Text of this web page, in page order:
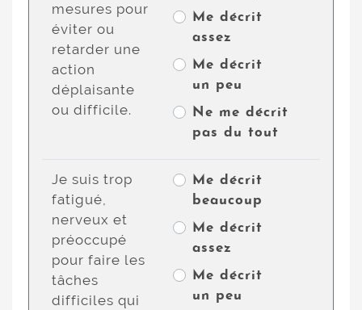
mesures pour
éviter ou
retarder une
action
déplaisante
ou difficile.
Me décrit
assez
Me décrit
un peu
Ne me décrit
pas du tout
Je suis trop
fatigué,
nerveux et
préoccupé
pour faire les
tâches
difficiles qui
Me décrit
beaucoup
Me décrit
assez
Me décrit
un peu